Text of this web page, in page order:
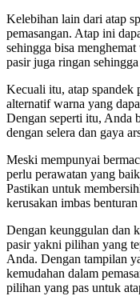
Kelebihan lain dari atap
pemasangan. Atap ini
sehingga bisa
pasir juga ringan
Kecuali itu, atap spandek
alternatif warna yang
Dengan seperti itu, Anda
dengan selera dan gaya
Meski mempunyai
perlu perawatan yang
Pastikan untuk
kerusakan imbas
Dengan keunggulan dan
pasir yakni pilihan yang
Anda. Dengan tampilan
kemudahan dalam
pilihan yang pas untuk